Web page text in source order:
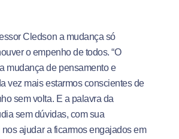
Cledson a mudança só
o empenho de todos. “O
mudança de pensamento e
vez mais estarmos conscientes de
sem volta. E a palavra da
sem dúvidas, com sua
ajudar a ficarmos engajados em